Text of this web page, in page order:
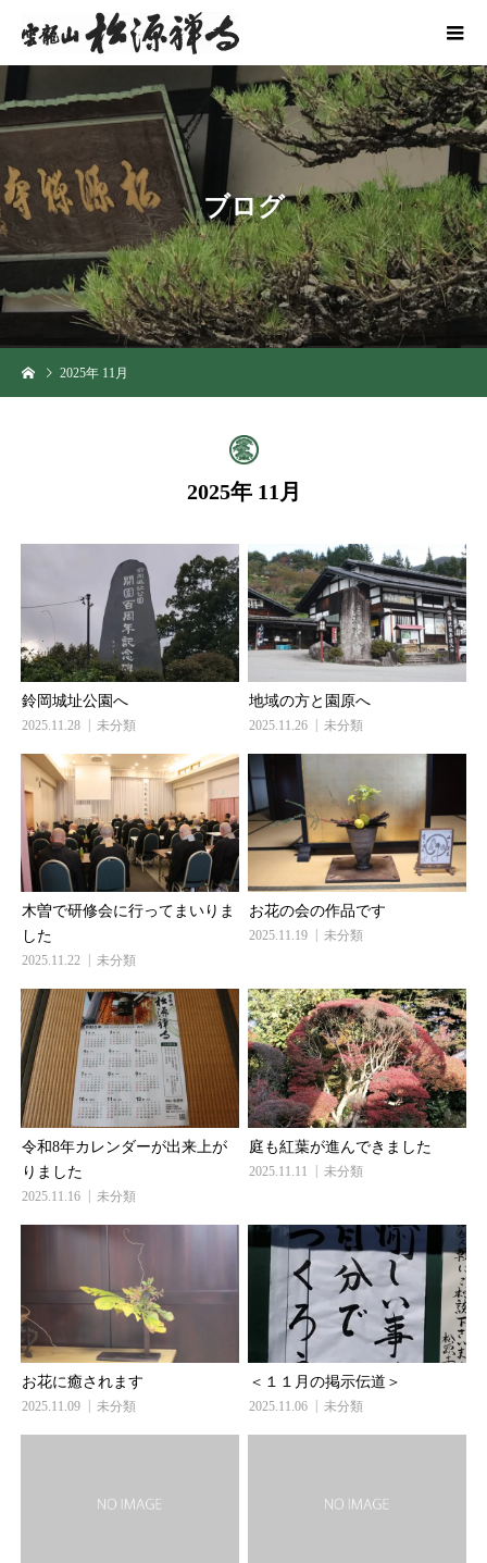
ブログ
2025年 11月
2025年 11月
鈴岡城址公園へ
2025.11.28 未分類
地域の方と園原へ
2025.11.26 未分類
木曽で研修会に行ってまいりま
した
2025.11.22 未分類
お花の会の作品です
2025.11.19 未分類
令和8年カレンダーが出来上が
りました
2025.11.16 未分類
庭も紅葉が進んできました
2025.11.11 未分類
お花に癒されます
2025.11.09 未分類
＜１１月の掲示伝道＞
2025.11.06 未分類